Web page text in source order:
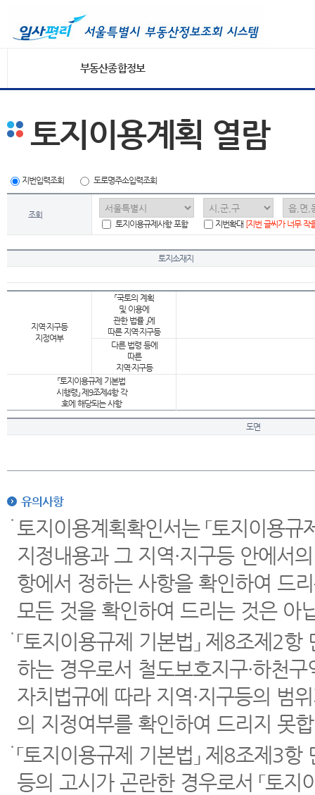
부동산종합정보
토지이용계획 열람
지번입력조회 도로명주소입력조회
조회
토지이용규제사항 포함
지번확대 [지번 글씨가 너무 작
토지소재지
지역·지구등
지정여부
「국토의 계획
및 이용에
관한 법률 」에
따른 지역·지구등
다른 법령 등에
따른
지역·지구등
「토지이용규제 기본법
시행령」 제9조제4항 각
호에 해당되는 사항
도면
유의사항
토지이용계획확인서는 「토지이용
지정내용과 그 지역·지구등 안에서
항에서 정하는 사항을 확인하여 드
모든 것을 확인하여 드리는 것은 아
「토지이용규제 기본법」 제8조제2
하는 경우로서 철도보호지구·하천
자치법규에 따라 지역·지구등의 범
의 지정여부를 확인하여 드리지 못
「토지이용규제 기본법」 제8조제3
등의 고시가 곤란한 경우로서 「토